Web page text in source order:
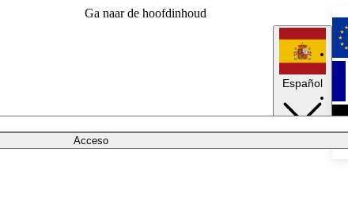
Ga naar de hoofdinhoud
Acceso
Español